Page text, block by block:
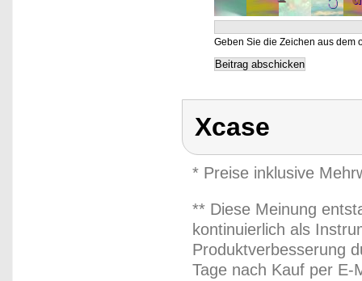
Geben Sie die Zeichen aus dem
Xcase
* Preise inklusive
** Diese Meinung
kontinuierlich als
Produktverbesserung
Tage nach Kauf per E-